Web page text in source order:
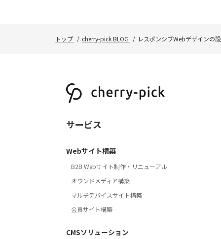
トップ cherry-pick BLOG レスポンシブWebデザインの
サービス
Webサイト構築
B2B Webサイト制作・リニューアル
オウンドメディア構築
マルチデバイスサイト構築
会員サイト構築
CMSソリューション